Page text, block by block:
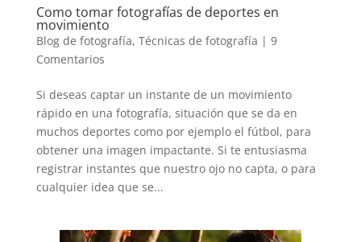
Como tomar fotografías de deportes en
movimiento
Blog de fotografía, Técnicas de fotografía | 9
Comentarios
Si deseas captar un instante de un movimiento
rápido en una fotografía, situación que se da en
muchos deportes como por ejemplo el fútbol, para
obtener una imagen impactante. Si te entusiasma
registrar instantes que nuestro ojo no capta, o para
cualquier idea que se...